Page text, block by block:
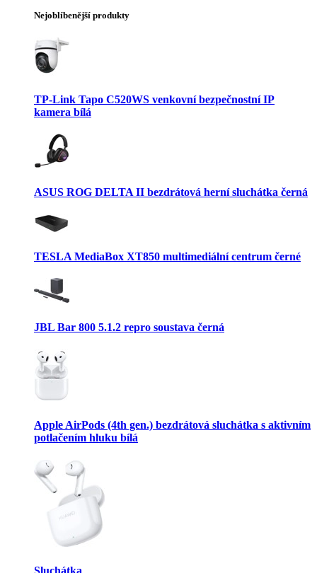
Nejoblíbenější produkty
TP-Link Tapo C520WS venkovní bezpečnostní IP
kamera bílá
ASUS ROG DELTA II bezdrátová herní sluchátka černá
TESLA MediaBox XT850 multimediální centrum černé
JBL Bar 800 5.1.2 repro soustava černá
Apple AirPods (4th gen.) bezdrátová sluchátka s aktivním
potlačením hluku bílá
Sluchátka